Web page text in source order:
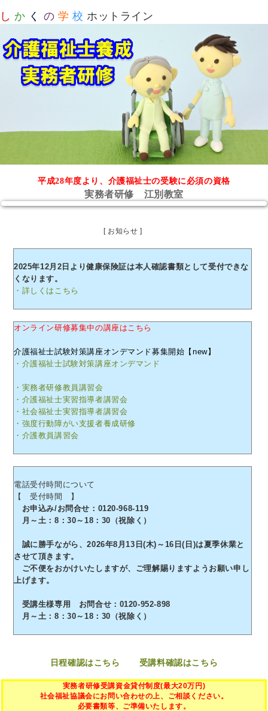
し か く の 学 校 ホットライン
平成28年度より、介護福祉士の受験に必須の資格
実務者研修 江別教室
[ お知らせ ]
2025年12月2日より健康保険証は本人確認書類として受付できな
くなります。
・詳しくはこちら
オンライン研修募集中の講座はこちら
介護福祉士試験対策講座オンデマンド募集開始【new】
・介護福祉士試験対策講座オンデマンド
・実務者研修教員講習会
・介護福祉士実習指導者講習会
・社会福祉士実習指導者講習会
・強度行動障がい支援者養成研修
・介護教員講習会
電話受付時間について
【 受付時間 】
お申込み/お問合せ：0120-968-119
月～土：8：30～18：30（祝除く）
誠に勝手ながら、2026年8月13日(木)～16日(日)は夏季休業と
させて頂きます。
ご不便をおかけいたしますが、ご理解賜りますようお願い申し
上げます。
受講生様専用 お問合せ：0120-952-898
月～土：8：30～18：30（祝除く）
日程確認はこちら 受講料確認はこちら
実務者研修受講資金貸付制度(最大20万円)
社会福祉協議会にお問い合わせの上、ご相談ください。
必要書類等、ご準備いたします。